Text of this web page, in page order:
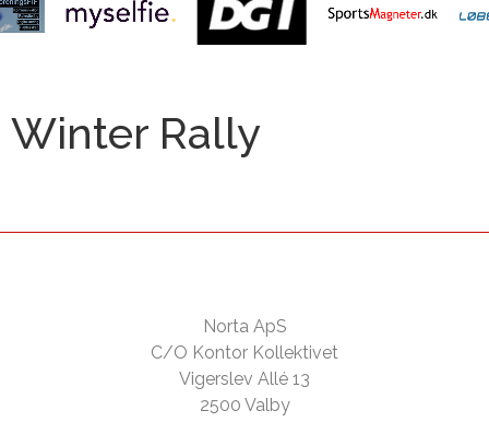
Winter Rally
Norta ApS
C/O Kontor Kollektivet
Vigerslev Allé 13
2500 Valby